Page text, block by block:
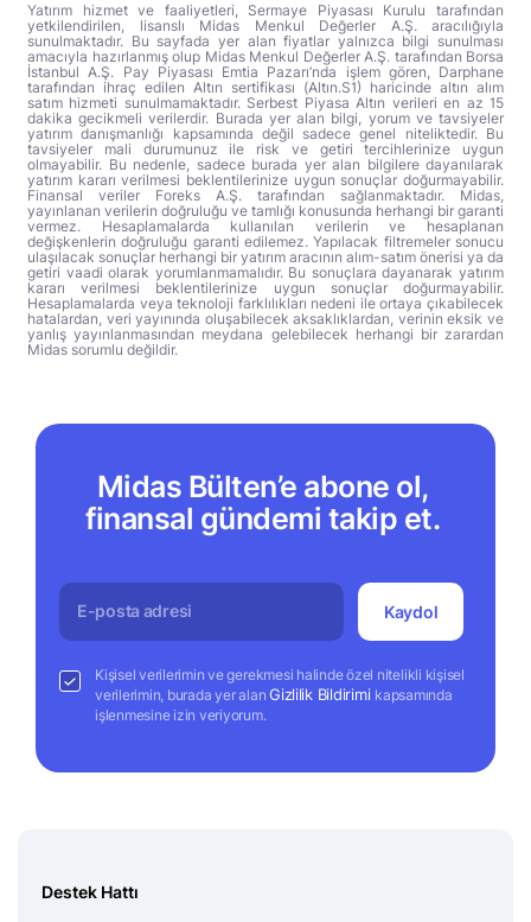
Yatırım hizmet ve faaliyetleri, Sermaye Piyasası Kurulu tarafından
yetkilendirilen, lisanslı Midas Menkul Değerler A.Ş. aracılığıyla
sunulmaktadır. Bu sayfada yer alan fiyatlar yalnızca bilgi sunulması
amacıyla hazırlanmış olup Midas Menkul Değerler A.Ş. tarafından Borsa
İstanbul A.Ş. Pay Piyasası Emtia Pazarı’nda işlem gören, Darphane
tarafından ihraç edilen Altın sertifikası (Altın.S1) haricinde altın alım
satım hizmeti sunulmamaktadır. Serbest Piyasa Altın verileri en az 15
dakika gecikmeli verilerdir. Burada yer alan bilgi, yorum ve tavsiyeler
yatırım danışmanlığı kapsamında değil sadece genel niteliktedir. Bu
tavsiyeler mali durumunuz ile risk ve getiri tercihlerinize uygun
olmayabilir. Bu nedenle, sadece burada yer alan bilgilere dayanılarak
yatırım kararı verilmesi beklentilerinize uygun sonuçlar doğurmayabilir.
Finansal veriler Foreks A.Ş. tarafından sağlanmaktadır. Midas,
yayınlanan verilerin doğruluğu ve tamlığı konusunda herhangi bir garanti
vermez. Hesaplamalarda kullanılan verilerin ve hesaplanan
değişkenlerin doğruluğu garanti edilemez. Yapılacak filtremeler sonucu
ulaşılacak sonuçlar herhangi bir yatırım aracının alım-satım önerisi ya da
getiri vaadi olarak yorumlanmamalıdır. Bu sonuçlara dayanarak yatırım
kararı verilmesi beklentilerinize uygun sonuçlar doğurmayabilir.
Hesaplamalarda veya teknoloji farklılıkları nedeni ile ortaya çıkabilecek
hatalardan, veri yayınında oluşabilecek aksaklıklardan, verinin eksik ve
yanlış yayınlanmasından meydana gelebilecek herhangi bir zarardan
Midas sorumlu değildir.
Midas Bülten’e abone ol,
finansal gündemi takip et.
Kaydol
Kişisel verilerimin ve gerekmesi halinde özel nitelikli kişisel
verilerimin, burada yer alanGizlilik Bildirimi kapsamında
işlenmesine izin veriyorum.
Destek Hattı